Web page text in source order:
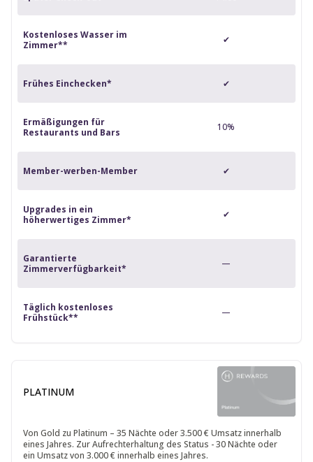
Kostenloses Wasser im
Zimmer**
✔
Frühes Einchecken* ✔
Ermäßigungen für
Restaurants und Bars
10%
Member-werben-Member ✔
Upgrades in ein
höherwertiges Zimmer*
✔
Garantierte
Zimmerverfügbarkeit*
—
Täglich kostenloses
Frühstück**
—
PLATINUM
Von Gold zu Platinum – 35 Nächte oder 3.500 € Umsatz innerhalb
eines Jahres. Zur Aufrechterhaltung des Status - 30 Nächte oder
ein Umsatz von 3.000 € innerhalb eines Jahres.